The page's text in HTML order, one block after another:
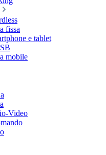
fissa
e tablet
mobile
Video